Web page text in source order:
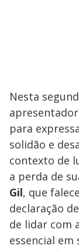
Nesta
apresentador
para
solidão e
contexto de
a perda de
Gil, que
declaração de
de lidar com
essencial em